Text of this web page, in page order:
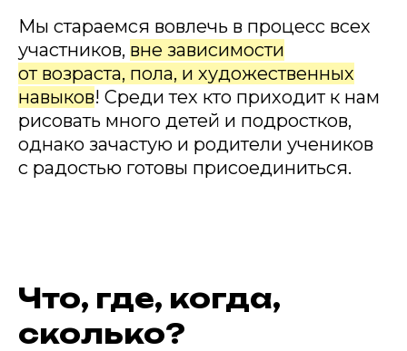
Мы стараемся вовлечь в процесс всех
участников, вне зависимости
от возраста, пола, и художественных
навыков! Среди тех кто приходит к нам
рисовать много детей и подростков,
однако зачастую и родители учеников
с радостью готовы присоединиться.
Что, где, когда,
сколько?